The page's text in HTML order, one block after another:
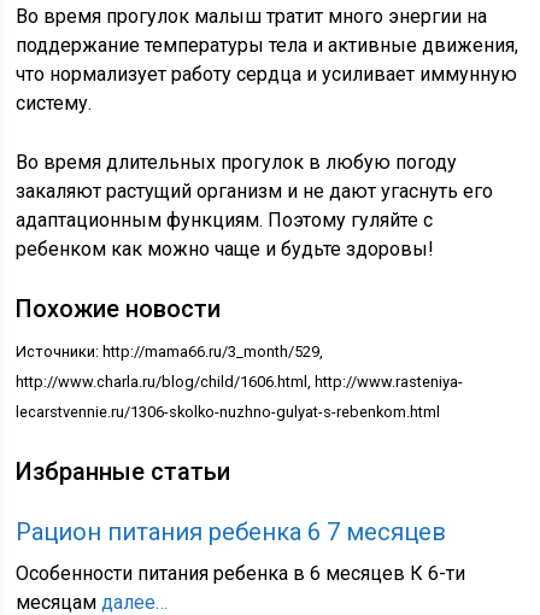
Во время прогулок малыш тратит много энергии на
поддержание температуры тела и активные движения,
что нормализует работу сердца и усиливает иммунную
систему.
Во время длительных прогулок в любую погоду
закаляют растущий организм и не дают угаснуть его
адаптационным функциям. Поэтому гуляйте с
ребенком как можно чаще и будьте здоровы!
Похожие новости
Источники: http://mama66.ru/3_month/529,
http://www.charla.ru/blog/child/1606.html, http://www.rasteniya-
lecarstvennie.ru/1306-skolko-nuzhno-gulyat-s-rebenkom.html
Избранные статьи
Рацион питания ребенка 6 7 месяцев
Особенности питания ребенка в 6 месяцев К 6-ти
месяцамдалее…